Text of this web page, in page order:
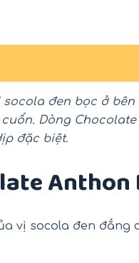
đen bọc ở bên
Dòng
đặc biệt.
Anthon
vị socola đen đắng